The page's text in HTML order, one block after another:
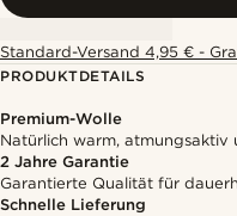
Standard-Versand 4,95 € -
PRODUKTDETAILS
Premium-Wolle
Natürlich warm, atmungsaktiv
2 Jahre Garantie
Garantierte Qualität für
Schnelle Lieferung